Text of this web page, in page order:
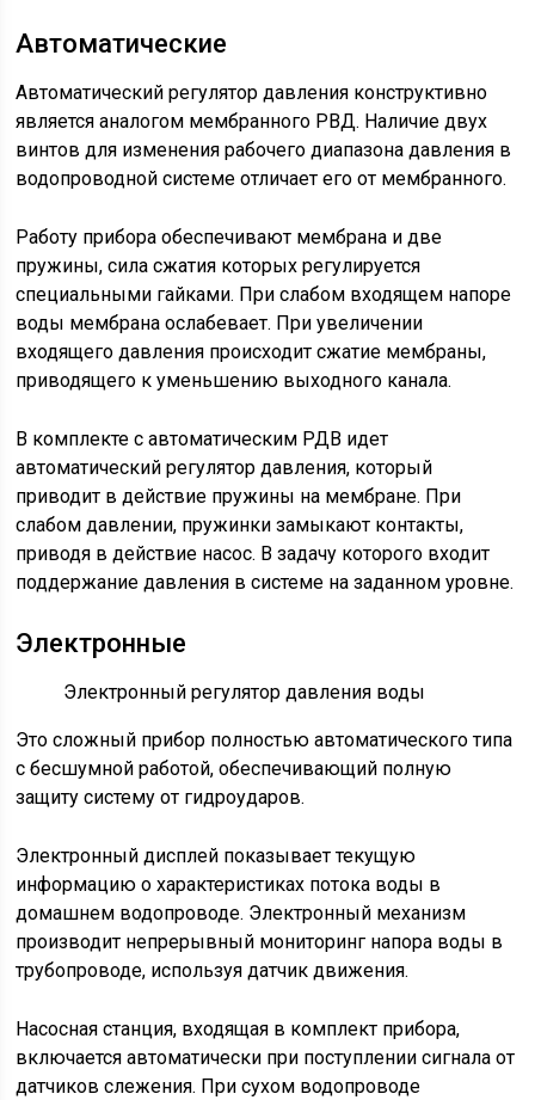
Автоматические
Автоматический регулятор давления конструктивно
является аналогом мембранного РВД. Наличие двух
винтов для изменения рабочего диапазона давления в
водопроводной системе отличает его от мембранного.
Работу прибора обеспечивают мембрана и две
пружины, сила сжатия которых регулируется
специальными гайками. При слабом входящем напоре
воды мембрана ослабевает. При увеличении
входящего давления происходит сжатие мембраны,
приводящего к уменьшению выходного канала.
В комплекте с автоматическим РДВ идет
автоматический регулятор давления, который
приводит в действие пружины на мембране. При
слабом давлении, пружинки замыкают контакты,
приводя в действие насос. В задачу которого входит
поддержание давления в системе на заданном уровне.
Электронные
Электронный регулятор давления воды
Это сложный прибор полностью автоматического типа
с бесшумной работой, обеспечивающий полную
защиту систему от гидроударов.
Электронный дисплей показывает текущую
информацию о характеристиках потока воды в
домашнем водопроводе. Электронный механизм
производит непрерывный мониторинг напора воды в
трубопроводе, используя датчик движения.
Насосная станция, входящая в комплект прибора,
включается автоматически при поступлении сигнала от
датчиков слежения. При сухом водопроводе